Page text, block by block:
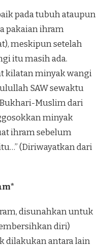
pada tubuh ataupun
pakaian ihram
meskipun setelah
itu masih ada.
kilatan minyak wangi
SAW sewaktu
Muslim dari
minyak
ihram sebelum
(Diriwayatkan dari
disunahkan untuk
diri)
dilakukan antara lain